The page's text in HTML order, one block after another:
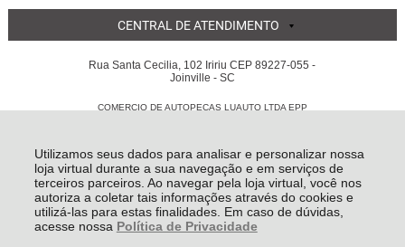
Utilizamos seus dados para analisar e personalizar nossa
loja virtual durante a sua navegação e em serviços de
terceiros parceiros. Ao navegar pela loja virtual, você nos
autoriza a coletar tais informações através do cookies e
utilizá-las para estas finalidades. Em caso de dúvidas,
acesse nossa Política de Privacidade
CENTRAL DE ATENDIMENTO
Rua Santa Cecilia, 102 Iririu CEP 89227-055 -
Joinville - SC
COMERCIO DE AUTOPECAS LUAUTO LTDA EPP